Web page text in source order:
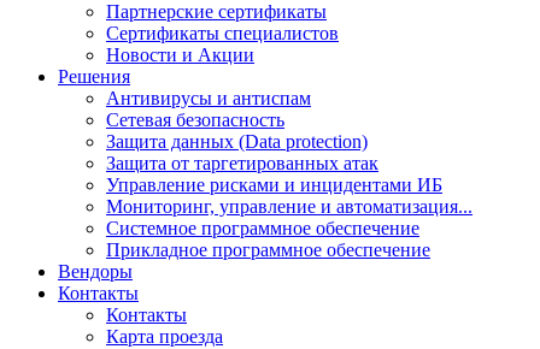
Партнерские сертификаты
Сертификаты специалистов
Новости и Акции
Решения
Антивирусы и антиспам
Сетевая безопасность
Защита данных (Data protection)
Защита от таргетированных атак
Управление рисками и инцидентами ИБ
Мониторинг, управление и автоматизация...
Системное программное обеспечение
Прикладное программное обеспечение
Вендоры
Контакты
Контакты
Карта проезда